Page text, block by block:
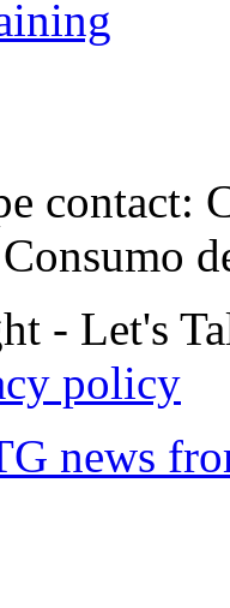
contact:
- Let's
policy
news